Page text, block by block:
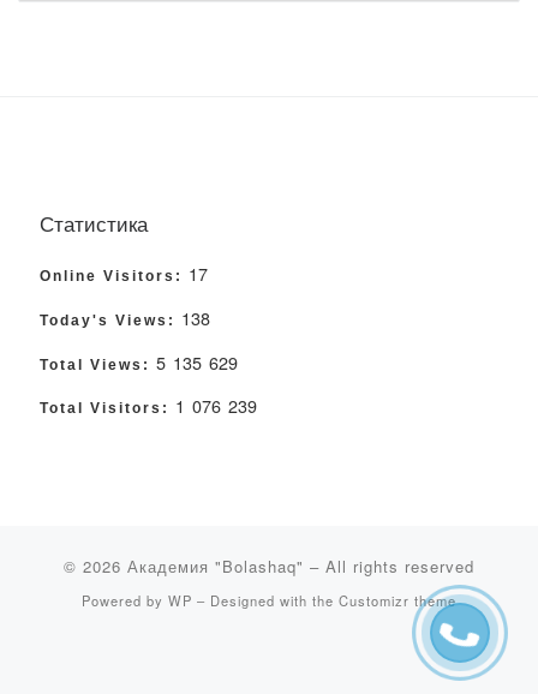
Статистика
Online Visitors: 17
Today's Views: 138
Total Views: 5 135 629
Total Visitors: 1 076 239
© 2026 Академия "Bolashaq" – All rights reserved
Powered by WP – Designed with the Customizr theme